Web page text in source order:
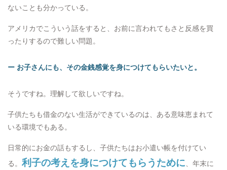
ないことも分かっている。
アメリカでこういう話をすると、お前に言われてもさと反感を買
ったりするので難しい問題。
ー お子さんにも、その金銭感覚を身につけてもらいたいと。
そうですね。理解して欲しいですね。
子供たちも借金のない生活ができているのは、ある意味恵まれて
いる環境でもある。
日常的にお金の話もするし、子供たちはお小遣い帳を付けてい
る。 利子の考えを身につけてもらうために 、年末に